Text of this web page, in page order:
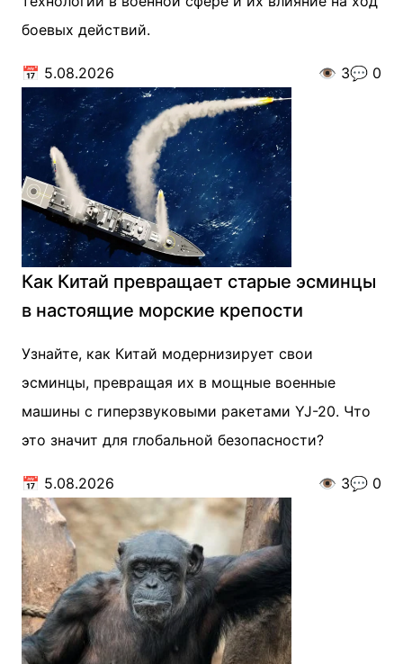
боевых действий.
📅 5.08.2026 👁️ 3💬 0
Как Китай превращает старые эсминцы
в настоящие морские крепости
Узнайте, как Китай модернизирует свои
эсминцы, превращая их в мощные военные
машины с гиперзвуковыми ракетами YJ-20. Что
это значит для глобальной безопасности?
📅 5.08.2026 👁️ 3💬 0